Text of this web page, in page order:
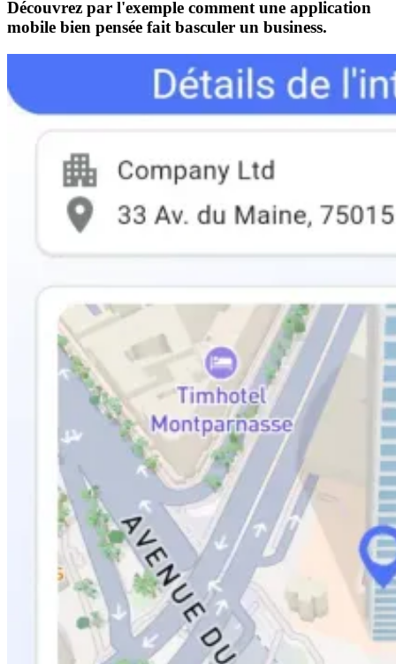
Découvrez par l'exemple comment une application
mobile bien pensée fait basculer un business.